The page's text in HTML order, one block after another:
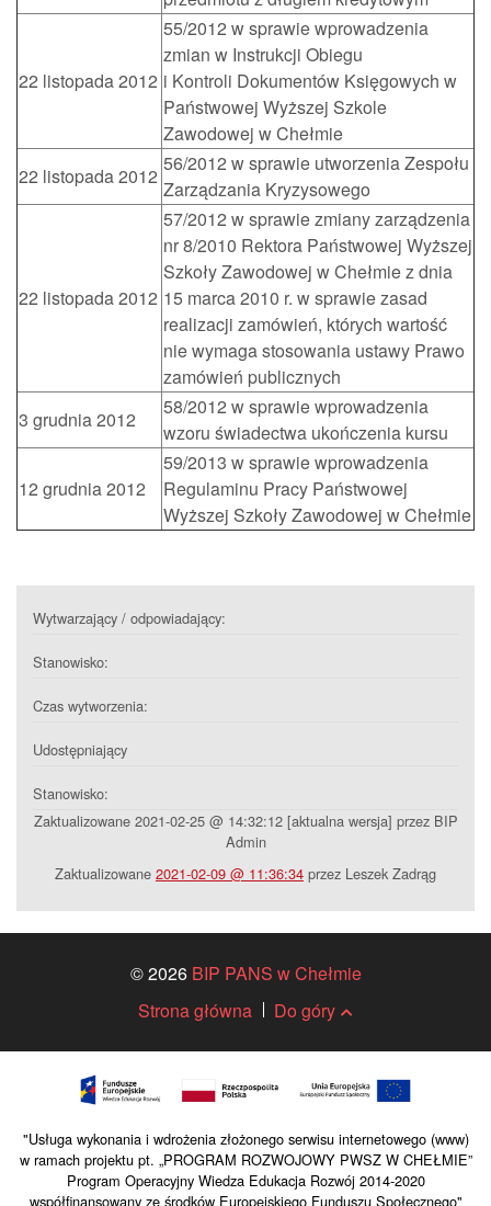
22 listopada 2012
55/2012 w sprawie wprowadzenia
zmian w Instrukcji Obiegu
i Kontroli Dokumentów Księgowych w
Państwowej Wyższej Szkole
Zawodowej w Chełmie
22 listopada 2012
56/2012 w sprawie utworzenia Zespołu
Zarządzania Kryzysowego
22 listopada 2012
57/2012 w sprawie zmiany zarządzenia
nr 8/2010 Rektora Państwowej Wyższej
Szkoły Zawodowej w Chełmie z dnia
15 marca 2010 r. w sprawie zasad
realizacji zamówień, których wartość
nie wymaga stosowania ustawy Prawo
zamówień publicznych
3 grudnia 2012
58/2012 w sprawie wprowadzenia
wzoru świadectwa ukończenia kursu
12 grudnia 2012
59/2013 w sprawie wprowadzenia
Regulaminu Pracy Państwowej
Wyższej Szkoły Zawodowej w Chełmie
Wytwarzający / odpowiadający:
Stanowisko:
Czas wytworzenia:
Udostępniający
Stanowisko:
Zaktualizowane 2021-02-25 @ 14:32:12 [aktualna wersja] przez BIP
Admin
Zaktualizowane 2021-02-09 @ 11:36:34 przez Leszek Zadrąg
© 2026 BIP PANS w Chełmie
Strona główna
Do góry
"Usługa wykonania i wdrożenia złożonego serwisu internetowego (www)
w ramach projektu pt. „PROGRAM ROZWOJOWY PWSZ W CHEŁMIE”
Program Operacyjny Wiedza Edukacja Rozwój 2014-2020
współfinansowany ze środków Europejskiego Funduszu Społecznego"